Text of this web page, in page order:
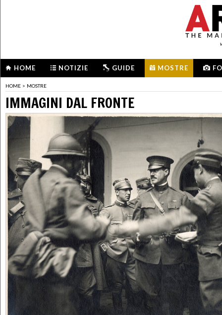
HOME NOTIZIE GUIDE MOSTRE
HOME > MOSTRE
IMMAGINI DAL FRONTE